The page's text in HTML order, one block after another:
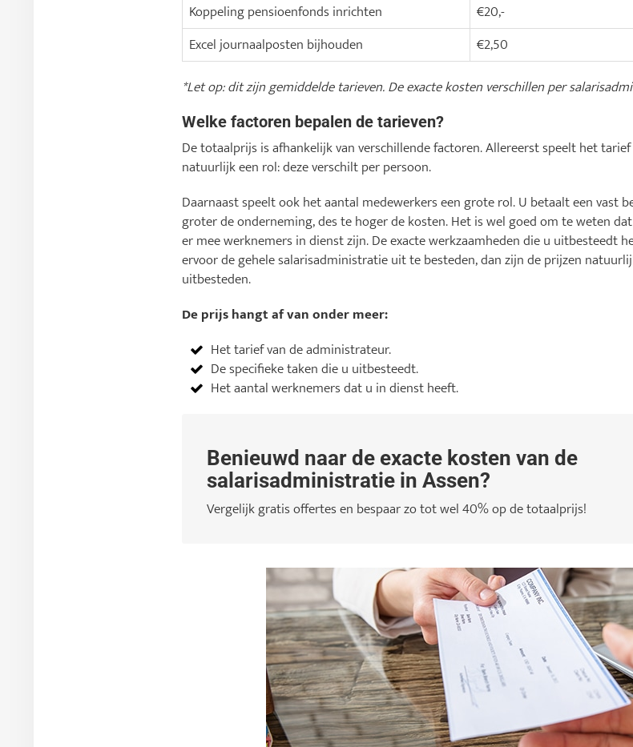
Koppeling pensioenfonds inrichten
€20,-
Excel journaalposten bijhouden
€2,50
*Let op: dit zijn gemiddelde tarieven. De exacte kosten verschillen per
Welke factoren bepalen de tarieven?
De totaalprijs is afhankelijk van verschillende factoren. Allereerst speelt het
natuurlijk een rol: deze verschilt per persoon.
Daarnaast speelt ook het aantal medewerkers een grote rol. U betaalt een vast
groter de onderneming, des te hoger de kosten. Het is wel goed om te weten
er mee werknemers in dienst zijn. De exacte werkzaamheden die u uitbesteedt
ervoor de gehele salarisadministratie uit te besteden, dan zijn de prijzen
uitbesteden.
De prijs hangt af van onder meer:
Het tarief van de administrateur.
De specifieke taken die u uitbesteedt.
Het aantal werknemers dat u in dienst heeft.
Benieuwd naar de exacte kosten van de
salarisadministratie in Assen?
Vergelijk gratis offertes en bespaar zo tot wel 40% op de totaalprijs!